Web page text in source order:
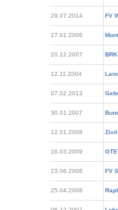
29.07.2014 FV
27.01.2006
20.12.2007
12.11.2004
07.02.2013
30.01.2007
12.01.2008
16.03.2009
23.06.2008 FV
25.04.2008